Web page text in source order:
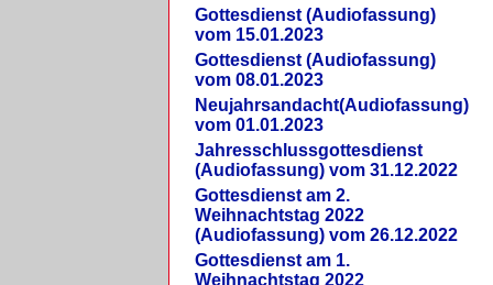
Gottesdienst (Audiofassung)
vom 15.01.2023
Gottesdienst (Audiofassung)
vom 08.01.2023
Neujahrsandacht(Audiofassung)
vom 01.01.2023
Jahresschlussgottesdienst
(Audiofassung) vom 31.12.2022
Gottesdienst am 2.
Weihnachtstag 2022
(Audiofassung) vom 26.12.2022
Gottesdienst am 1.
Weihnachtstag 2022